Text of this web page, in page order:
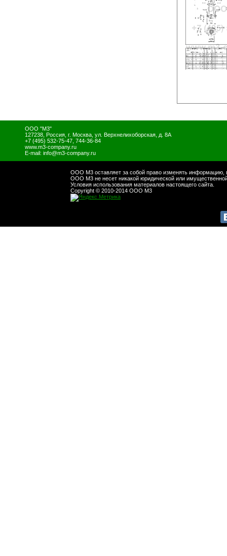
ООО "М3"
127238 Россия г. Москва ул. Верхнелихоборская, д. 8А
+7 (495) 532-75-47, 744-36-84
www.m3-company.ru
E-mail: info@m3-company.ru
ООО М3 оставляет за собой право изменять информацию,
ООО М3 не несет никакой юридической или
Условия использования материалов настоящего сайта.
Copyright © 2010-2014 ООО М3